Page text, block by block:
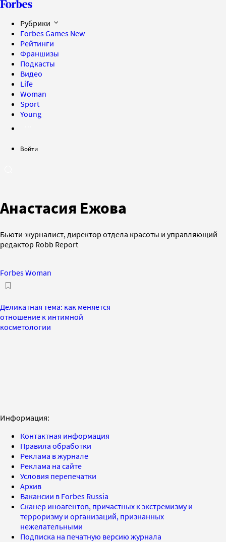
Рубрики
Forbes Games New
Рейтинги
Франшизы
Подкасты
Видео
Life
Woman
Sport
Young
Войти
Анастасия Ежова
Бьюти-журналист, директор отдела красоты и управляющий
редактор Robb Report
Forbes Woman
Деликатная тема: как меняется
отношение к интимной
косметологии
Информация:
Контактная информация
Правила обработки
Реклама в журнале
Реклама на сайте
Условия перепечатки
Архив
Вакансии в Forbes Russia
Сканер иноагентов, причастных к экстремизму и
терроризму и организаций, признанных
нежелательными
Подписка на печатную версию журнала